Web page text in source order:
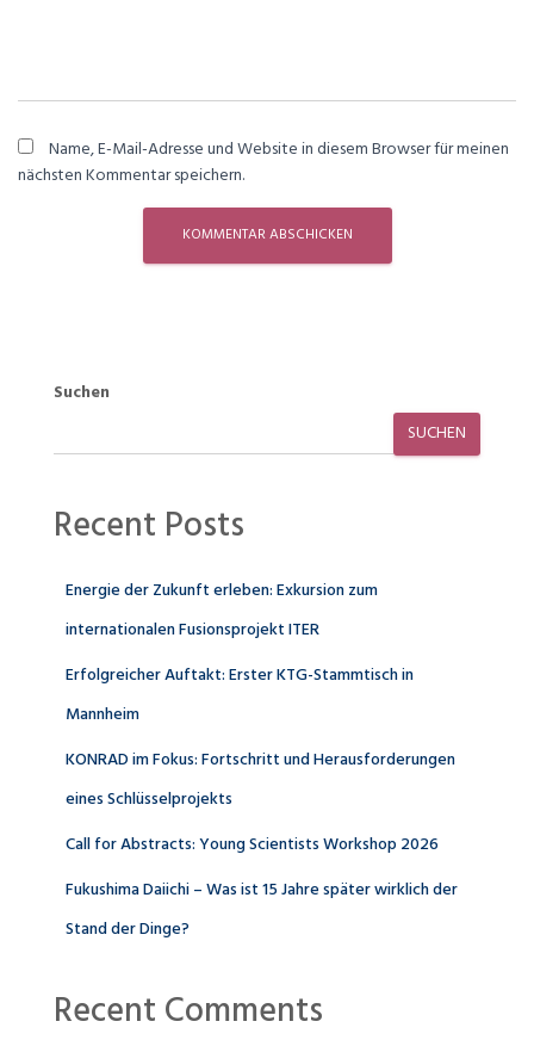
Name, E-Mail-Adresse und Website in diesem Browser für meinen
nächsten Kommentar speichern.
Suchen
SUCHEN
Recent Posts
Energie der Zukunft erleben: Exkursion zum
internationalen Fusionsprojekt ITER
Erfolgreicher Auftakt: Erster KTG-Stammtisch in
Mannheim
KONRAD im Fokus: Fortschritt und Herausforderungen
eines Schlüsselprojekts
Call for Abstracts: Young Scientists Workshop 2026
Fukushima Daiichi – Was ist 15 Jahre später wirklich der
Stand der Dinge?
Recent Comments